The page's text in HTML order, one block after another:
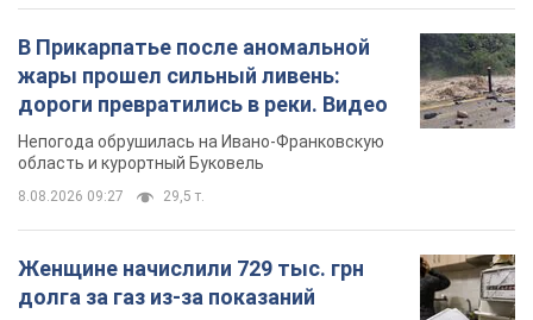
В Прикарпатье после аномальной
жары прошел сильный ливень:
дороги превратились в реки. Видео
Непогода обрушилась на Ивано-Франковскую
область и курортный Буковель
8.08.2026 09:27 29,5 т.
Женщине начислили 729 тыс. грн
долга за газ из-за показаний